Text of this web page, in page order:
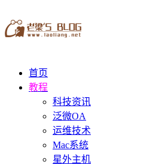
首页
教程
科技资讯
泛微OA
运维技术
Mac系统
星外主机